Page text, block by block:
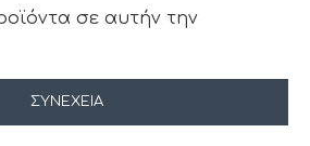
σε αυτήν την
ΣΥΝΈΧΕΙΑ